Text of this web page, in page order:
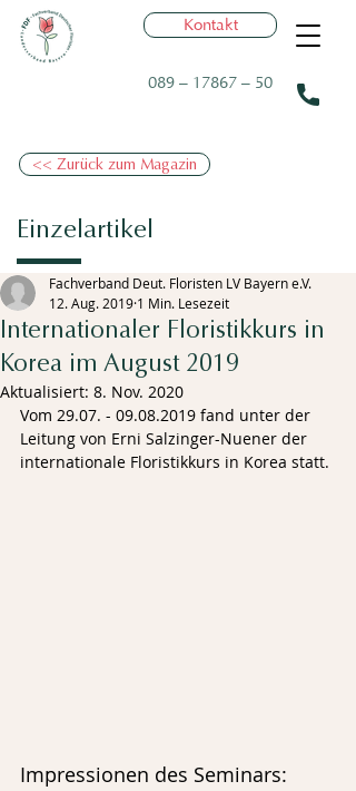
089 – 17867 – 50
Kontakt
<< Zurück zum Magazin
Einzelartikel
Internationaler Floristikkurs in
Korea im August 2019
Fachverband Deut. Floristen LV Bayern e.V.
12. Aug. 2019 1 Min. Lesezeit
Aktualisiert: 8. Nov. 2020
Vom 29.07. - 09.08.2019 fand unter der
Leitung von Erni Salzinger-Nuener der
internationale Floristikkurs in Korea statt.
Impressionen des Seminars: